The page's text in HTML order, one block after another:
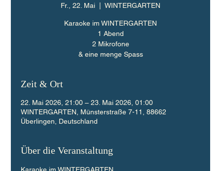
Fr., 22. Mai WINTERGARTEN
Karaoke im WINTERGARTEN
1 Abend
2 Mikrofone
& eine menge Spass
Zeit & Ort
22. Mai 2026, 21:00 – 23. Mai 2026, 01:00
WINTERGARTEN, Münsterstraße 7-11, 88662
Überlingen, Deutschland
Über die Veranstaltung